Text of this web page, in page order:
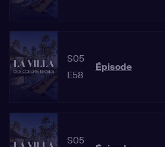
S05
E58
Épisode
S05